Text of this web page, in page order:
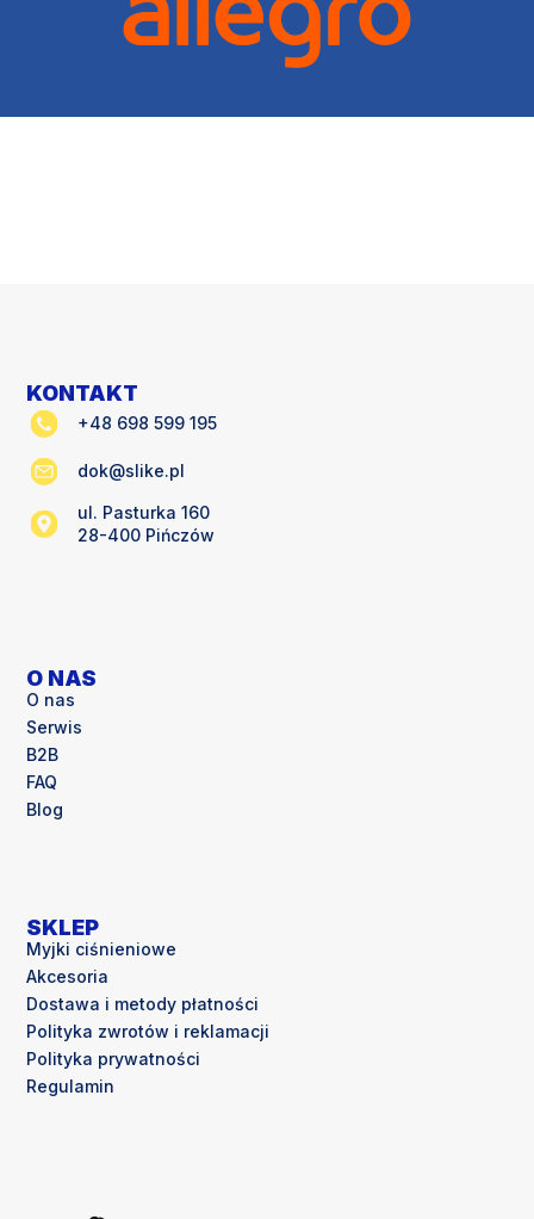
O NAS
O nas
Serwis
B2B
FAQ
Blog
SKLEP
Myjki ciśnieniowe
Akcesoria
Dostawa i metody płatności
Polityka zwrotów i reklamacji
Polityka prywatności
Regulamin
KONTAKT
+48 698 599 195
dok@slike.pl
ul. Pasturka 160
28-400 Pińczów